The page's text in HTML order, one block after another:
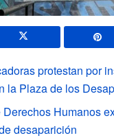
protestan por
la Plaza de los
Humanos
desaparición